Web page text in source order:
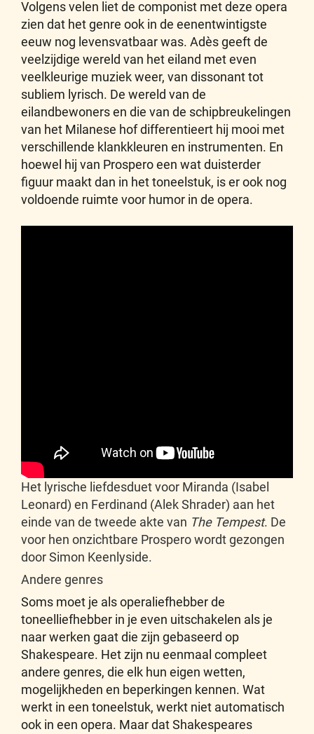
Volgens velen liet de componist met deze opera
zien dat het genre ook in de eenentwintigste
eeuw nog levensvatbaar was. Adès geeft de
veelzijdige wereld van het eiland met even
veelkleurige muziek weer, van dissonant tot
subliem lyrisch. De wereld van de
eilandbewoners en die van de schipbreukelingen
van het Milanese hof differentieert hij mooi met
verschillende klankkleuren en instrumenten. En
hoewel hij van Prospero een wat duisterder
figuur maakt dan in het toneelstuk, is er ook nog
voldoende ruimte voor humor in de opera.
Het lyrische liefdesduet voor Miranda (Isabel
Leonard) en Ferdinand (Alek Shrader) aan het
einde van de tweede akte van The Tempest. De
voor hen onzichtbare Prospero wordt gezongen
door Simon Keenlyside.
Andere genres
Soms moet je als operaliefhebber de
toneelliefhebber in je even uitschakelen als je
naar werken gaat die zijn gebaseerd op
Shakespeare. Het zijn nu eenmaal compleet
andere genres, die elk hun eigen wetten,
mogelijkheden en beperkingen kennen. Wat
werkt in een toneelstuk, werkt niet automatisch
ook in een opera. Maar dat Shakespeares